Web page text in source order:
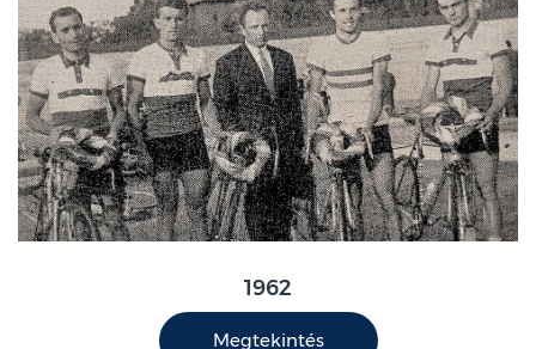
1962
Megtekintés